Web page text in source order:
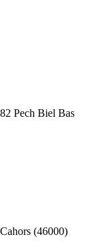
82 Pech Biel Bas
Cahors (46000)